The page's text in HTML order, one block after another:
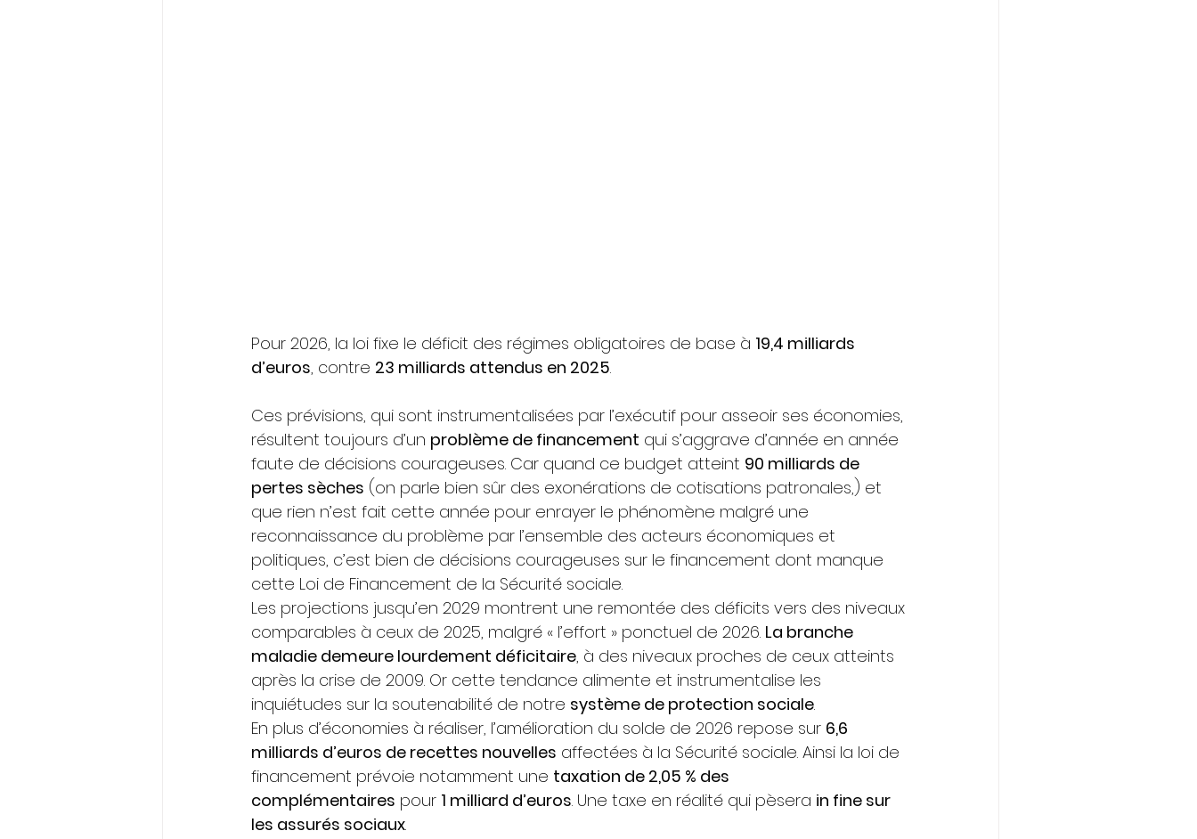
Pour 2026, la loi fixe le déficit des régimes obligatoires de base à 19,4 milliards
d’euros, contre 23 milliards attendus en 2025.
Ces prévisions, qui sont instrumentalisées par l’exécutif pour asseoir ses économies,
résultent toujours d’un problème de financement qui s’aggrave d’année en année
faute de décisions courageuses. Car quand ce budget atteint 90 milliards de
pertes sèches (on parle bien sûr des exonérations de cotisations patronales,) et
que rien n’est fait cette année pour enrayer le phénomène malgré une
reconnaissance du problème par l’ensemble des acteurs économiques et
politiques, c’est bien de décisions courageuses sur le financement dont manque
cette Loi de Financement de la Sécurité sociale.
Les projections jusqu’en 2029 montrent une remontée des déficits vers des niveaux
comparables à ceux de 2025, malgré « l’effort » ponctuel de 2026. La branche
maladie demeure lourdement déficitaire, à des niveaux proches de ceux atteints
après la crise de 2009. Or cette tendance alimente et instrumentalise les
inquiétudes sur la soutenabilité de notre système de protection sociale.
En plus d’économies à réaliser, l’amélioration du solde de 2026 repose sur 6,6
milliards d’euros de recettes nouvelles affectées à la Sécurité sociale. Ainsi la loi de
financement prévoie notamment une taxation de 2,05 % des
complémentaires pour 1 milliard d’euros. Une taxe en réalité qui pèsera in fine sur
les assurés sociaux.